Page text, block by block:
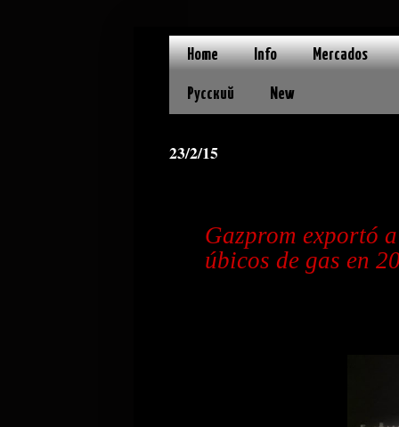
Home Info Mercados
Русский New
23/2/15
Gazprom exportó a
úbicos de gas en